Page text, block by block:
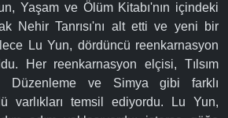
Yaşam ve Ölüm Kitabı'nın içindeki
Nehir Tanrısı'nı alt etti ve yeni bir
Lu Yun, dördüncü reenkarnasyon
Her reenkarnasyon elçisi, Tılsım
Düzenleme ve Simya gibi farklı
varlıkları temsil ediyordu. Lu Yun,